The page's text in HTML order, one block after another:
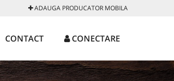
ADAUGA PRODUCATOR MOBILA
CONTACT CONECTARE